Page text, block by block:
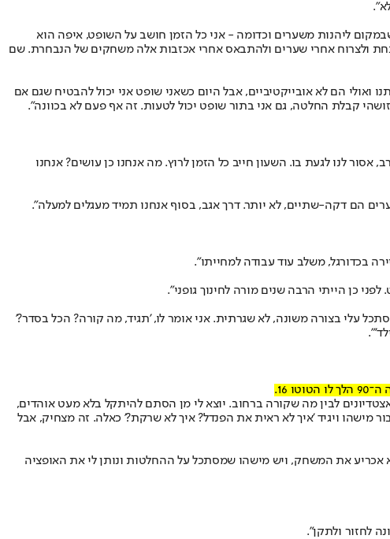
ליהנות משערים וכדומה - אני כל הזמן חושב על השופט, איפה הוא
ולצרוח אחרי שערים ולהתבאס אחרי אכזבות אלה משחקים של הנבחרת. שם
ואולי הם לא אובייקטיביים, אבל היום כשאני שופט אני יכול להבטיח שגם אם
קבלת החלטה, גם אני בתור שופט יכול לטעות. זה אף פעם לא בכוונה".
לנו לגעת בו. השעון חייב כל הזמן לרוץ. מה אנחנו כן עושים? אנחנו
הם דקה-שתיים, לא יותר. דרך אגב, בסוף אנחנו תמיד מעגלים למעלה".
בכדורגל, משלב עוד עבודה למחייתו".
כן הייתי הרבה שנים מורה לחינוך גופני".
עלי בצורה משונה, לא שגרתית. אני אומר לו, 'תגיד, מה קורה? הכל בסדר?'
16.
לבין מה שקורה ברחוב. יוצא לי מן הסתם להיתקל בלא מעט אוהדים,
מישהו ויגיד 'איך לא ראית את הפנדל? איך לא שרקת?' כאלה. זה מצחיק, אבל
את המשחק, ויש מישהו שמסתכל על ההחלטות ונותן לי את האופציה
לחזור ולתקן".